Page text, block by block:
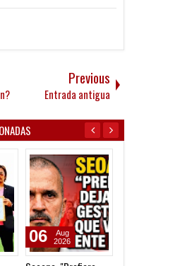
Previous
Entrada antigua
06
Aug
2026